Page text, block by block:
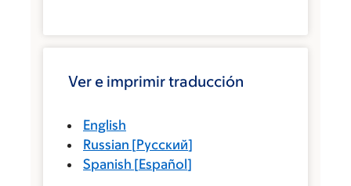
Ver e imprimir traducción
English
Russian [Русский]
Spanish [Español]